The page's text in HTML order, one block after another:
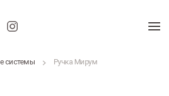
системы Ручка Мирум